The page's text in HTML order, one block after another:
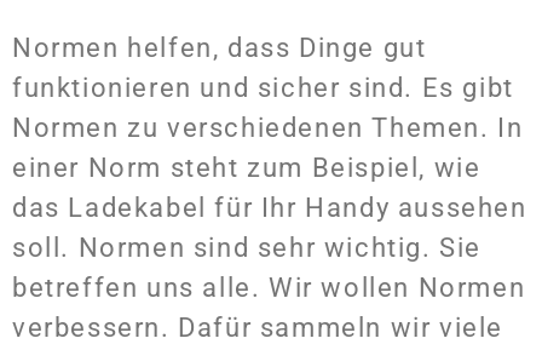
Normen helfen, dass Dinge gut
funktionieren und sicher sind. Es gibt
Normen zu verschiedenen Themen. In
einer Norm steht zum Beispiel, wie
das Ladekabel für Ihr Handy aussehen
soll. Normen sind sehr wichtig. Sie
betreffen uns alle. Wir wollen Normen
verbessern. Dafür sammeln wir viele